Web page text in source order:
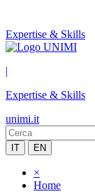
Expertise & Skills
|
Expertise & Skills
unimi.it
IT EN
×
Home